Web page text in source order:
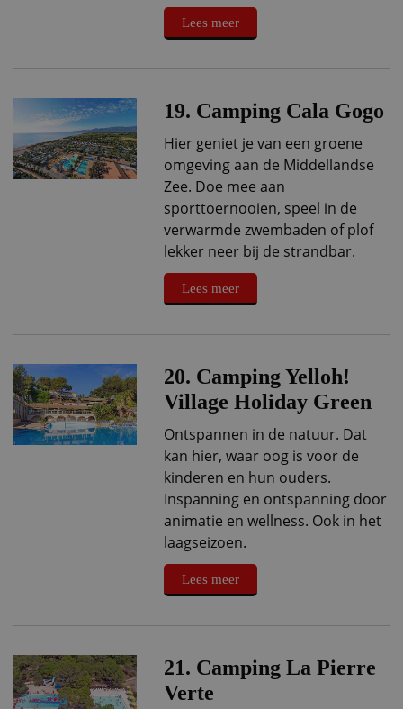
Lees meer
19. Camping Cala Gogo
Hier geniet je van een groene
omgeving aan de Middellandse
Zee. Doe mee aan
sporttoernooien, speel in de
verwarmde zwembaden of plof
lekker neer bij de strandbar.
Lees meer
20. Camping Yelloh!
Village Holiday Green
Ontspannen in de natuur. Dat
kan hier, waar oog is voor de
kinderen en hun ouders.
Inspanning en ontspanning door
animatie en wellness. Ook in het
laagseizoen.
Lees meer
21. Camping La Pierre
Verte